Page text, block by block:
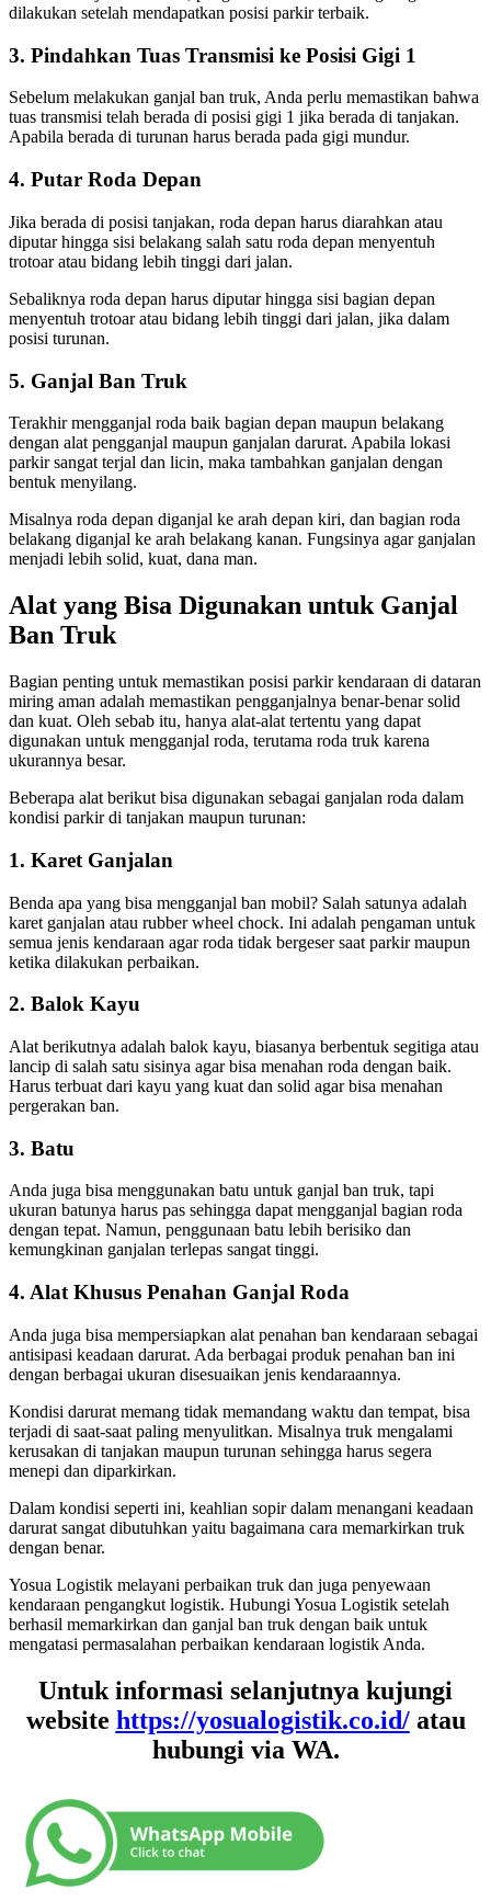
dilakukan setelah mendapatkan posisi parkir terbaik.
3. Pindahkan Tuas Transmisi ke Posisi Gigi 1
Sebelum melakukan ganjal ban truk, Anda perlu memastikan bahwa
tuas transmisi telah berada di posisi gigi 1 jika berada di tanjakan.
Apabila berada di turunan harus berada pada gigi mundur.
4. Putar Roda Depan
Jika berada di posisi tanjakan, roda depan harus diarahkan atau
diputar hingga sisi belakang salah satu roda depan menyentuh
trotoar atau bidang lebih tinggi dari jalan.
Sebaliknya roda depan harus diputar hingga sisi bagian depan
menyentuh trotoar atau bidang lebih tinggi dari jalan, jika dalam
posisi turunan.
5. Ganjal Ban Truk
Terakhir mengganjal roda baik bagian depan maupun belakang
dengan alat pengganjal maupun ganjalan darurat. Apabila lokasi
parkir sangat terjal dan licin, maka tambahkan ganjalan dengan
bentuk menyilang.
Misalnya roda depan diganjal ke arah depan kiri, dan bagian roda
belakang diganjal ke arah belakang kanan. Fungsinya agar ganjalan
menjadi lebih solid, kuat, dana man.
Alat yang Bisa Digunakan untuk Ganjal
Ban Truk
Bagian penting untuk memastikan posisi parkir kendaraan di dataran
miring aman adalah memastikan pengganjalnya benar-benar solid
dan kuat. Oleh sebab itu, hanya alat-alat tertentu yang dapat
digunakan untuk mengganjal roda, terutama roda truk karena
ukurannya besar.
Beberapa alat berikut bisa digunakan sebagai ganjalan roda dalam
kondisi parkir di tanjakan maupun turunan:
1. Karet Ganjalan
Benda apa yang bisa mengganjal ban mobil? Salah satunya adalah
karet ganjalan atau rubber wheel chock. Ini adalah pengaman untuk
semua jenis kendaraan agar roda tidak bergeser saat parkir maupun
ketika dilakukan perbaikan.
2. Balok Kayu
Alat berikutnya adalah balok kayu, biasanya berbentuk segitiga atau
lancip di salah satu sisinya agar bisa menahan roda dengan baik.
Harus terbuat dari kayu yang kuat dan solid agar bisa menahan
pergerakan ban.
3. Batu
Anda juga bisa menggunakan batu untuk ganjal ban truk, tapi
ukuran batunya harus pas sehingga dapat mengganjal bagian roda
dengan tepat. Namun, penggunaan batu lebih berisiko dan
kemungkinan ganjalan terlepas sangat tinggi.
4. Alat Khusus Penahan Ganjal Roda
Anda juga bisa mempersiapkan alat penahan ban kendaraan sebagai
antisipasi keadaan darurat. Ada berbagai produk penahan ban ini
dengan berbagai ukuran disesuaikan jenis kendaraannya.
Kondisi darurat memang tidak memandang waktu dan tempat, bisa
terjadi di saat-saat paling menyulitkan. Misalnya truk mengalami
kerusakan di tanjakan maupun turunan sehingga harus segera
menepi dan diparkirkan.
Dalam kondisi seperti ini, keahlian sopir dalam menangani keadaan
darurat sangat dibutuhkan yaitu bagaimana cara memarkirkan truk
dengan benar.
Yosua Logistik melayani perbaikan truk dan juga penyewaan
kendaraan pengangkut logistik. Hubungi Yosua Logistik setelah
berhasil memarkirkan dan ganjal ban truk dengan baik untuk
mengatasi permasalahan perbaikan kendaraan logistik Anda.
Untuk informasi selanjutnya kujungi
website https://yosualogistik.co.id/atau
hubungi via WA.